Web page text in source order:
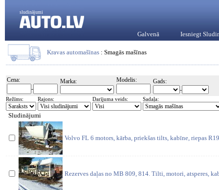
sludinājumi
Galvenā Iesniegt
Kravas automašīnas : Smagās mašīnas
Cena:
-
Marka: Modelis:
Gads:
-
Režīms: Rajons: Darījuma veids: Sadaļa:
Sludinājumi
Volvo FL 6 motors, kārba, priekšas tilts, kabīne, riepas
Rezerves daļas no MB 809, 814. Tilti, motori, atsperes,